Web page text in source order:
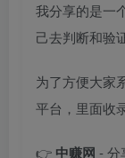
我分享的是一
己去判断和验证
为了方便大家
平台，里面收
👉 中赚网 - 分